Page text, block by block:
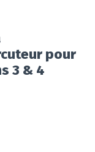
pour
3 & 4